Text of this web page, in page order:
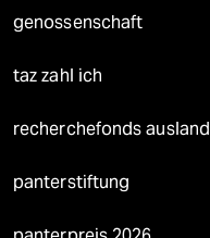
genossenschaft
taz zahl ich
recherchefonds ausland
panterstiftung